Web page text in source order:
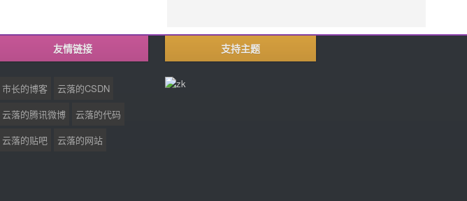
友情链接
市长的博客
云落的CSDN
云落的腾讯微博
云落的代码
云落的贴吧
云落的网站
支持主题